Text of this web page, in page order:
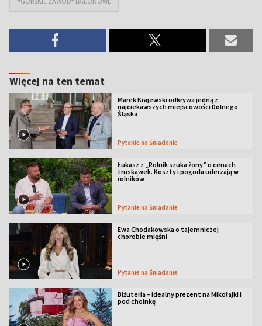
Więcej na ten temat
Marek Krajewski odkrywa jedną z
najciekawszych miejscowości Dolnego
Śląska
Pytanie na Śniadanie
Łukasz z „Rolnik szuka żony” o cenach
truskawek. Koszty i pogoda uderzają w
rolników
Pytanie na Śniadanie
Ewa Chodakowska o tajemniczej
chorobie mięśni
Pytanie na Śniadanie
Biżuteria – idealny prezent na Mikołajki i
pod choinkę